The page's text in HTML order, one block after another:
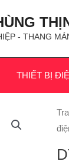
- THANG
THIẾT BỊ